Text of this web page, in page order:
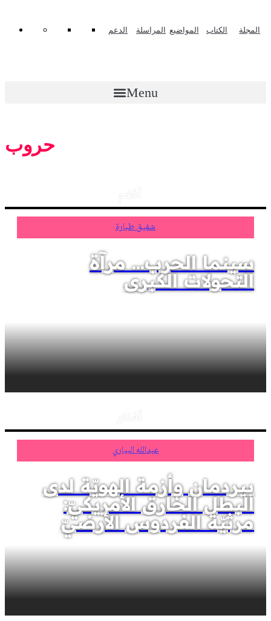
الدعم المراسلة المواضيع الكتاب المجلة
Menu
حروب
شفيق طبارة
سينما الحرب... مرآة
التحولات الكبرى
عبدالله البياري
بيردمان وأزمة الهويّة لدى
البطل الخارق الأمريكيّ:
مرثيّة الفردوس الأرضيّ